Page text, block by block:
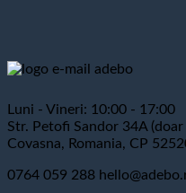
Luni - Vineri: 10:00 - 17:00
Str. Petofi Sandor 34A
Covasna, Romania, CP
0764 059 288